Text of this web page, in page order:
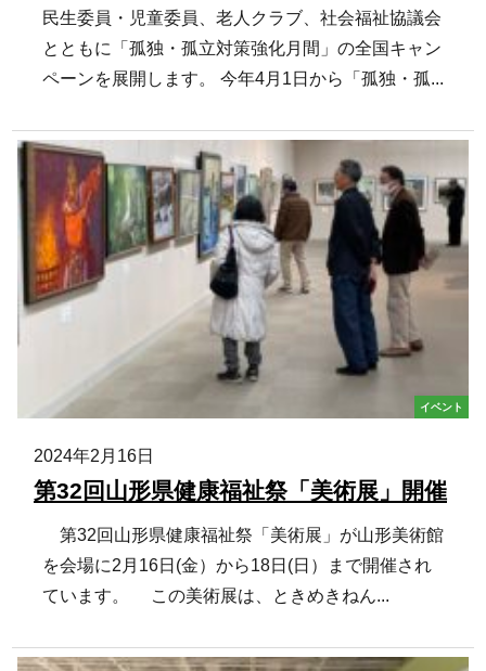
民生委員・児童委員、老人クラブ、社会福祉協議会
とともに「孤独・孤立対策強化月間」の全国キャン
ペーンを展開します。 今年4月1日から「孤独・孤...
イベント
2024年2月16日
第32回山形県健康福祉祭「美術展」開催
第32回山形県健康福祉祭「美術展」が山形美術館
を会場に2月16日(金）から18日(日）まで開催され
ています。 この美術展は、ときめきねん...